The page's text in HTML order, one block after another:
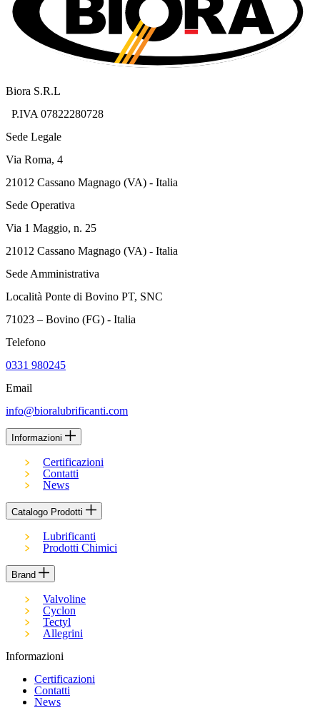
Biora S.R.L
P.IVA 07822280728
Sede Legale
Via Roma, 4
21012 Cassano Magnago (VA) - Italia
Sede Operativa
Via 1 Maggio, n. 25
21012 Cassano Magnago (VA) - Italia
Sede Amministrativa
Località Ponte di Bovino PT, SNC
71023 – Bovino (FG) - Italia
Telefono
0331 980245
Email
info@bioralubrificanti.com
Informazioni
Certificazioni
Contatti
News
Catalogo Prodotti
Lubrificanti
Prodotti Chimici
Brand
Valvoline
Cyclon
Tectyl
Allegrini
Informazioni
Certificazioni
Contatti
News